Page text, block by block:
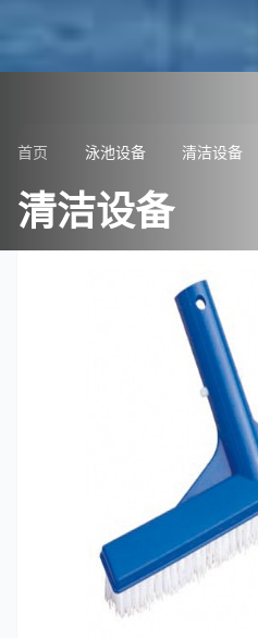
首页 泳池设备 清洁设备
清洁设备